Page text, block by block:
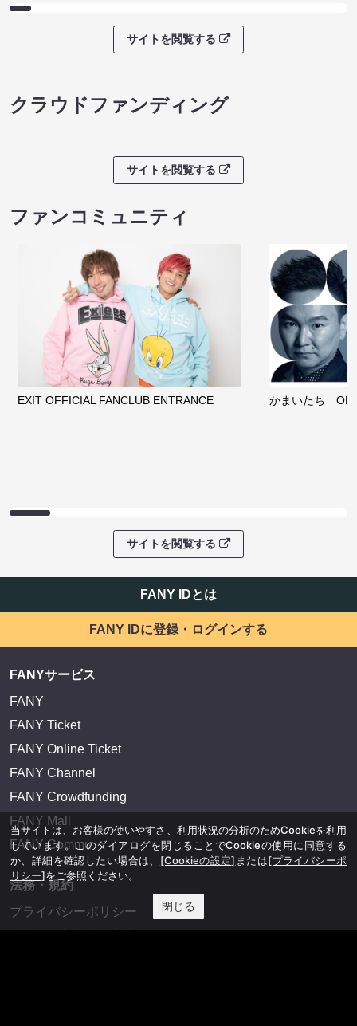
サイトを閲覧する
クラウドファンディング
サイトを閲覧する
ファンコミュニティ
EXIT OFFICIAL FANCLUB ENTRANCE かまいたち
サイトを閲覧する
FANY IDとは
FANY IDに登録・ログインする
FANYサービス
FANY
FANY Ticket
FANY Online Ticket
FANY Channel
FANY Crowdfunding
FANY Mall
FANY Commu
法務・規約
プライバシーポリシー
当サイトは、お客様の使いやすさ、利用状況の分析のためCookieを利用
しています。このダイアログを閉じることでCookieの使用に同意する
か、詳細を確認したい場合は、 [Cookieの設定] または[プライバシーポ
リシー]をご参照ください。
閉じる